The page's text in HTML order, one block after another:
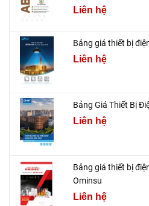
Liên hệ
Bảng giá thiết bị
Liên hệ
Bảng Giá Thiết Bị
Liên hệ
Bảng giá thiết bị
Ominsu
Liên hệ